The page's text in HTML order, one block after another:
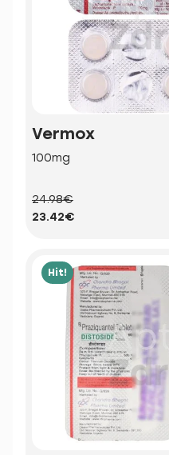
Vermox
100mg
24.98€
23.42€
Hit!